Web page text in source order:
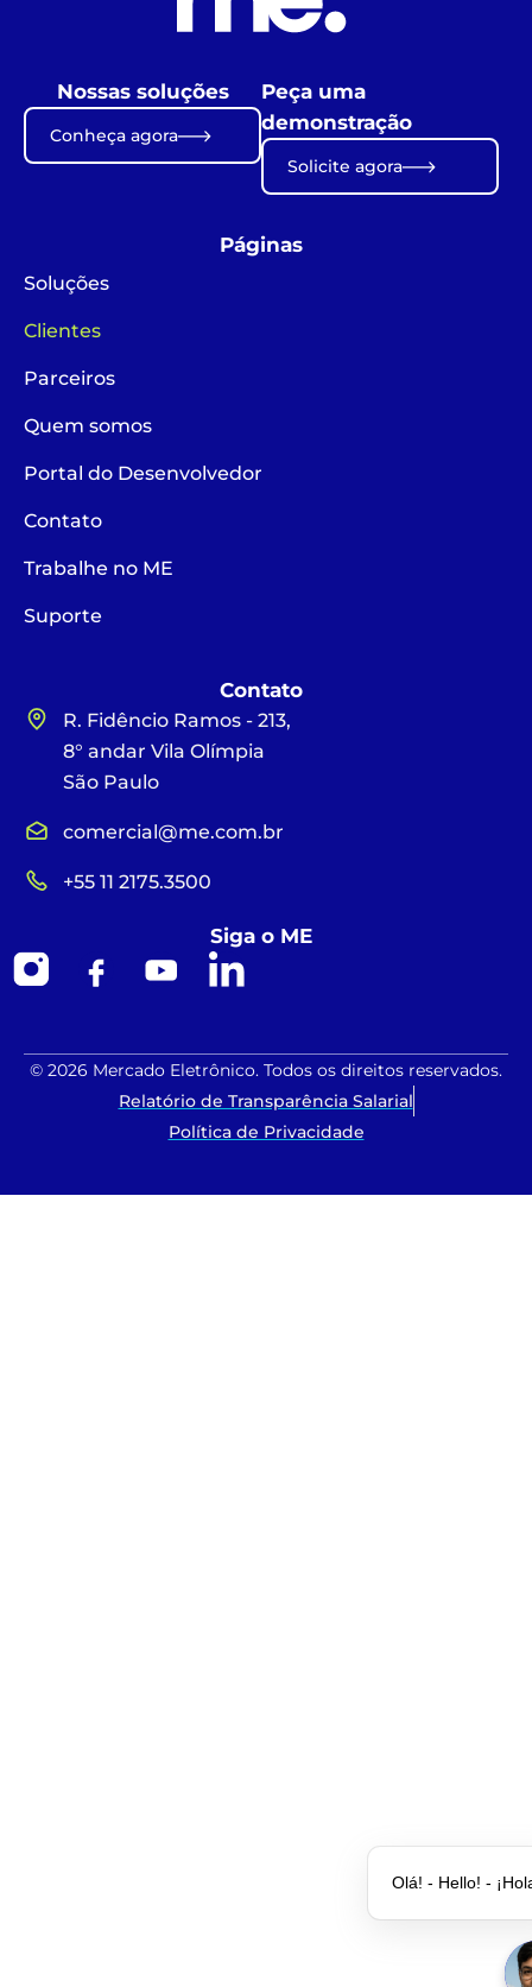
Nossas soluções
Conheça agora
Peça uma
demonstração
Solicite agora
Páginas
Soluções
Clientes
Parceiros
Quem somos
Portal do Desenvolvedor
Contato
Trabalhe no ME
Suporte
Contato
R. Fidêncio Ramos - 213,
8° andar Vila Olímpia
São Paulo
comercial@me.com.br
+55 11 2175.3500
Siga o ME
© 2026 Mercado Eletrônico. Todos os direitos reservados.
Relatório de Transparência Salarial
Política de Privacidade
Olá! - Hello! -